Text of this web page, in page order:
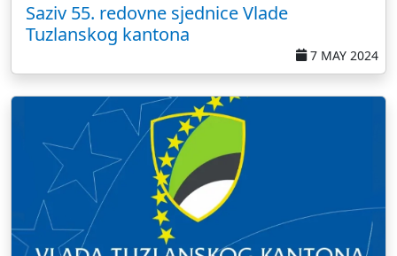
Saziv 55. redovne sjednice Vlade
Tuzlanskog kantona
7 MAY 2024